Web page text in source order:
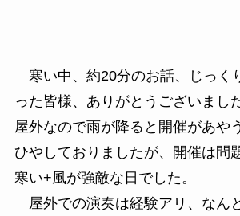
寒い中、約20分のお話、じっく
った皆様、ありがとうございまし
屋外なので雨が降ると開催があや
ひやしておりましたが、開催は問
寒い+風が強敵な日でした。
屋外での演奏は経験アリ、なん